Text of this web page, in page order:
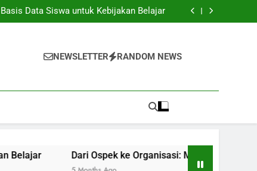
Data Siswa untuk Kebijakan Belajar
Ruang Kreatif untuk Ide dan Belajar
Data Siswa untuk Kebijakan Belajar
Ruang Kreatif untuk Ide dan Belajar
NEWSLETTER RANDOM NEWS
Dari Ospek ke Organisasi: Mengembangkan Sifat